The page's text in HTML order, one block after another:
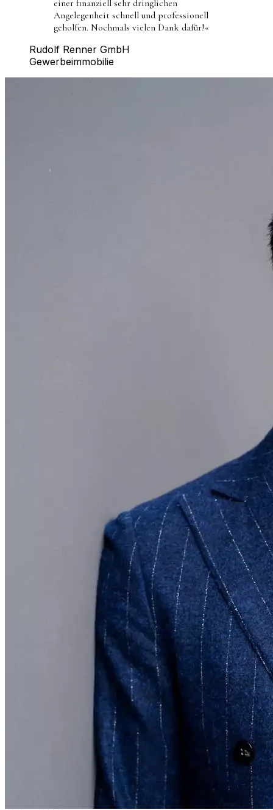
einer finanziell sehr dringlichen
Angelegenheit schnell und professionell
geholfen. Nochmals vielen Dank dafür!«
Rudolf Renner GmbH
Gewerbeimmobilie